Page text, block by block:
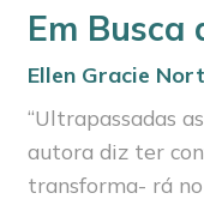
Em Busca
Ellen Gracie
“Ultrapassadas
autora diz ter
transforma- rá